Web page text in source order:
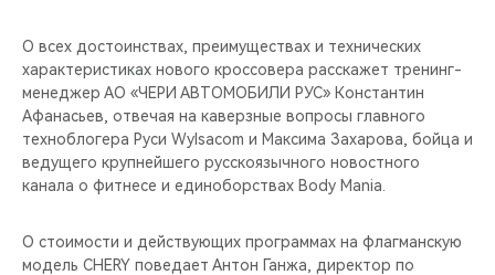
CHERY И СПОРТ
НАШИ МЕРОПРИЯТИЯ
О всех достоинствах, преимуществах и технических
характеристиках нового кроссовера расскажет тренинг-
менеджер АО «ЧЕРИ АВТОМОБИЛИ РУС» Константин
Афанасьев, отвечая на каверзные вопросы главного
техноблогера Руси Wylsacom и Максима Захарова, бойца и
ведущего крупнейшего русскоязычного новостного
канала о фитнесе и единоборствах Body Mania.
О стоимости и действующих программах на флагманскую
модель CHERY поведает Антон Ганжа, директор по